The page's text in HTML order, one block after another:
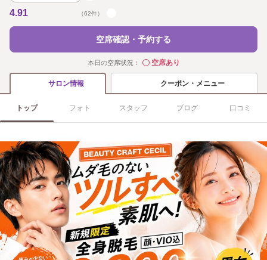
4.91 （62件）
空席確認・予約する
本日の空席状況： ◯空席あり
サロン情報 クーポン・メニュー
トップ フォト スタッフ ブログ 口コミ